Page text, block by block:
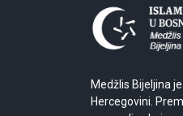
Medžlis Bijeljina
Hercegovini.